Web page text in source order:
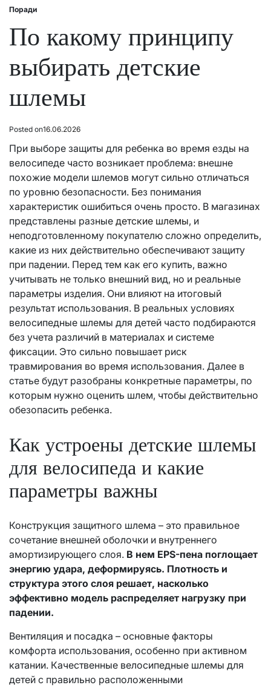
Posted
Поради
По какому принципу
выбирать детские
шлемы
Posted on16.06.2026
При выборе защиты для ребенка во время езды на
велосипеде часто возникает проблема: внешне
похожие модели шлемов могут сильно отличаться
по уровню безопасности. Без понимания
характеристик ошибиться очень просто. В магазинах
представлены разные детские шлемы, и
неподготовленному покупателю сложно определить,
какие из них действительно обеспечивают защиту
при падении. Перед тем как его купить, важно
учитывать не только внешний вид, но и реальные
параметры изделия. Они влияют на итоговый
результат использования. В реальных условиях
велосипедные шлемы для детей часто подбираются
без учета различий в материалах и системе
фиксации. Это сильно повышает риск
травмирования во время использования. Далее в
статье будут разобраны конкретные параметры, по
которым нужно оценить шлем, чтобы действительно
обезопасить ребенка.
Как устроены детские шлемы
для велосипеда и какие
параметры важны
Конструкция защитного шлема – это правильное
сочетание внешней оболочки и внутреннего
амортизирующего слоя. В нем EPS-пена поглощает
энергию удара, деформируясь. Плотность и
структура этого слоя решает, насколько
эффективно модель распределяет нагрузку при
падении.
Вентиляция и посадка – основные факторы
комфорта использования, особенно при активном
катании. Качественные велосипедные шлемы для
детей с правильно расположенными